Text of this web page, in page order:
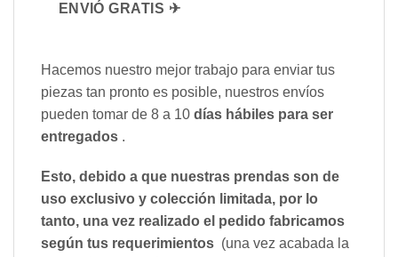
ENVIÓ GRATIS ✈
Hacemos nuestro mejor trabajo para enviar tus
piezas tan pronto es posible, nuestros envíos
pueden tomar de 8 a 10 días hábiles para ser
entregados .
Esto, debido a que nuestras prendas son de
uso exclusivo y colección limitada, por lo
tanto, una vez realizado el pedido fabricamos
según tus requerimientos (una vez acabada la